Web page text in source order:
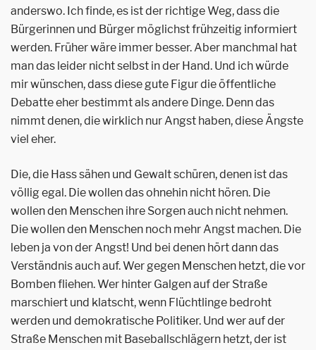
anderswo. Ich finde, es ist der richtige Weg, dass die
Bürgerinnen und Bürger möglichst frühzeitig informiert
werden. Früher wäre immer besser. Aber manchmal hat
man das leider nicht selbst in der Hand. Und ich würde
mir wünschen, dass diese gute Figur die öffentliche
Debatte eher bestimmt als andere Dinge. Denn das
nimmt denen, die wirklich nur Angst haben, diese Ängste
viel eher.
Die, die Hass sähen und Gewalt schüren, denen ist das
völlig egal. Die wollen das ohnehin nicht hören. Die
wollen den Menschen ihre Sorgen auch nicht nehmen.
Die wollen den Menschen noch mehr Angst machen. Die
leben ja von der Angst! Und bei denen hört dann das
Verständnis auch auf. Wer gegen Menschen hetzt, die vor
Bomben fliehen. Wer hinter Galgen auf der Straße
marschiert und klatscht, wenn Flüchtlinge bedroht
werden und demokratische Politiker. Und wer auf der
Straße Menschen mit Baseballschlägern hetzt, der ist